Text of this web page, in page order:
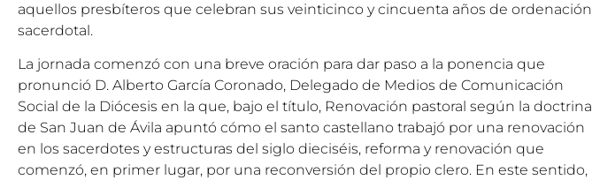
aquellos presbíteros que celebran sus veinticinco y cincuenta años de ordenación
sacerdotal.
La jornada comenzó con una breve oración para dar paso a la ponencia que
pronunció D. Alberto García Coronado, Delegado de Medios de Comunicación
Social de la Diócesis en la que, bajo el título, Renovación pastoral según la doctrina
de San Juan de Ávila apuntó cómo el santo castellano trabajó por una renovación
en los sacerdotes y estructuras del siglo dieciséis, reforma y renovación que
comenzó, en primer lugar, por una reconversión del propio clero. En este sentido,